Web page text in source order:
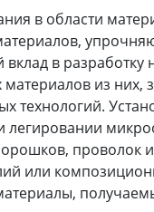
в области
вклад в
из
технологий.
легировании
проволок
или